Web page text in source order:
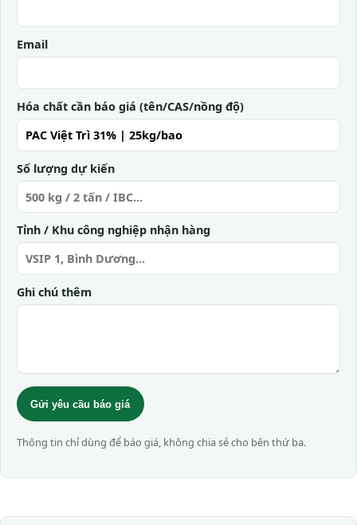
Email
Hóa chất cần báo giá (tên/CAS/nồng độ)
Số lượng dự kiến
Tỉnh / Khu công nghiệp nhận hàng
Ghi chú thêm
Gửi yêu cầu báo giá
Thông tin chỉ dùng để báo giá, không chia sẻ cho bên thứ ba.